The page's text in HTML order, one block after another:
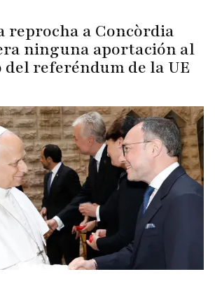
reprocha a Concòrdia
ninguna aportación al
referéndum de la UE